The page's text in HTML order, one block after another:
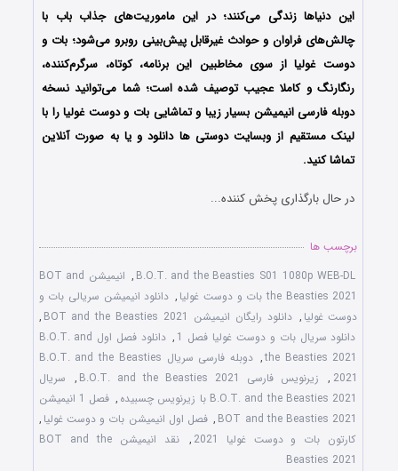
این دنیاها زندگی می‌کنند؛ در این ماموریت‌های جذاب باب با
چالش‌های فراوان و حوادث غیرقابل پیش‌بینی روبرو می‌شود؛ بات و
دوست غولیا از سوی مخاطبین این برنامه، کوتاه، سرگرم‌کننده،
رنگارنگ و کاملا عجیب توصیف شده است؛ شما می‌توانید نسخه
دوبله فارسی انیمیشن بسیار زیبا و تماشایی بات و دوست غولیا را با
لینک مستقیم از وبسایت دوستی ها دانلود و یا به صورت آنلاین
تماشا کنید.
در حال بارگذاری پخش کننده...
برچسب ها
B.O.T. and the Beasties S01 1080p WEB-DL
,
انیمیشن BOT and
the Beasties 2021 بات و دوست غولیا
, دانلود انیمیشن سریالی بات و
دوست غولیا , دانلود رایگان انیمیشن BOT and the Beasties 2021
,
دانلود سریال بات و دوست غولیا فصل 1
,
دانلود فصل اول B.O.T. and
the Beasties 2021
,
دوبله فارسی سریال B.O.T. and the Beasties
2021
, زیرنویس فارسی B.O.T. and the Beasties 2021 , سریال
B.O.T. and the Beasties 2021 با زیرنویس چسبیده
,
فصل 1 انیمیشن
BOT and the Beasties 2021
, فصل اول انیمیشن بات و دوست غولیا ,
کارتون بات و دوست غولیا 2021
,
نقد انیمیشن BOT and the
Beasties 2021